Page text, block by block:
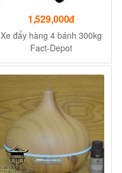
1,529,000đ
Xe đẩy hàng 4 bánh 300kg
Fact-Depot